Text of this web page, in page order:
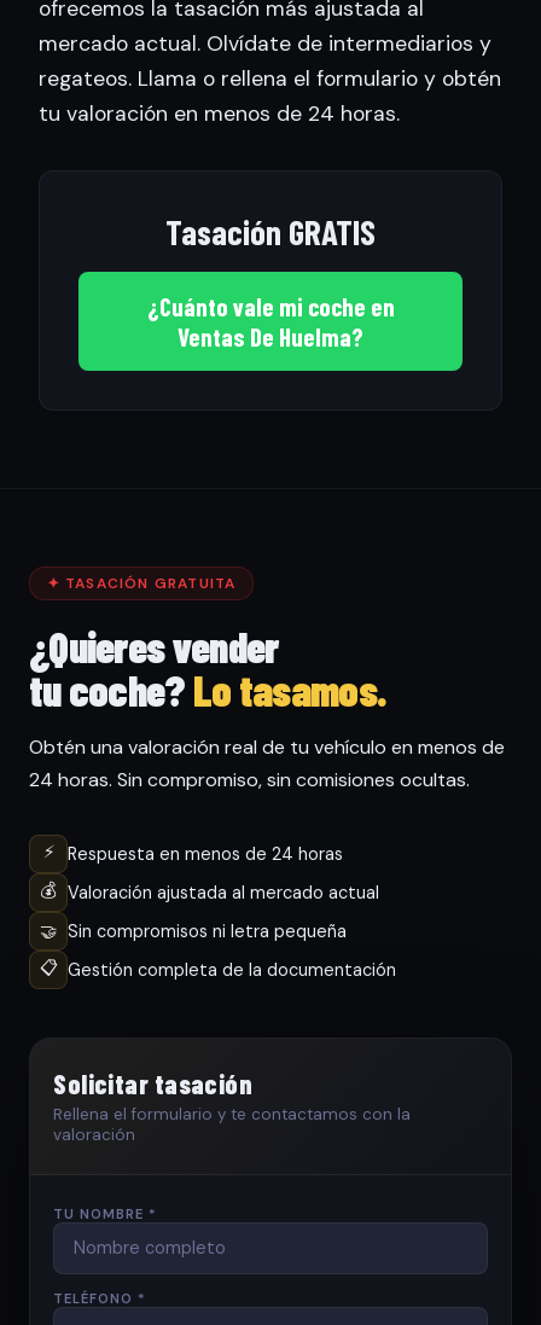
ofrecemos la tasación más ajustada al
mercado actual. Olvídate de intermediarios y
regateos. Llama o rellena el formulario y obtén
tu valoración en menos de 24 horas.
Tasación GRATIS
¿Cuánto vale mi coche en
Ventas De Huelma?
✦ TASACIÓN GRATUITA
¿Quieres vender
tu coche?Lo tasamos.
Obtén una valoración real de tu vehículo en menos de
24 horas. Sin compromiso, sin comisiones ocultas.
⚡
Respuesta en menos de 24 horas
💰 Valoración ajustada al mercado actual
🤝 Sin compromisos ni letra pequeña
📋 Gestión completa de la documentación
Solicitar tasación
Rellena el formulario y te contactamos con la
valoración
TU NOMBRE *
TELÉFONO *